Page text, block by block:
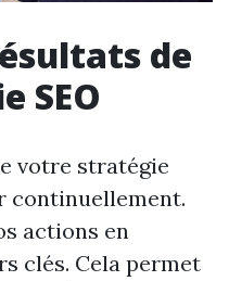
de
SEO
votre stratégie
continuellement.
actions en
clés. Cela permet